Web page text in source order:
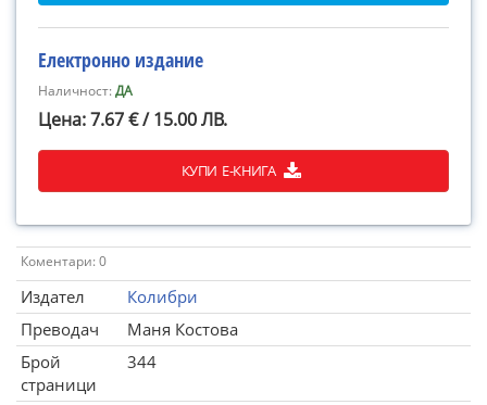
Електронно издание
Наличност:ДА
Цена: 7.67 € / 15.00 ЛВ.
КУПИ Е-КНИГА
Коментари: 0
Издател
Колибри
Преводач
Маня Костова
Брой
страници
344